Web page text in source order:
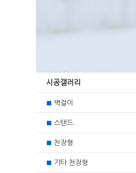
시공갤러리
■ 벽걸이
■ 스탠드
■ 천장형
■ 기타 천장형